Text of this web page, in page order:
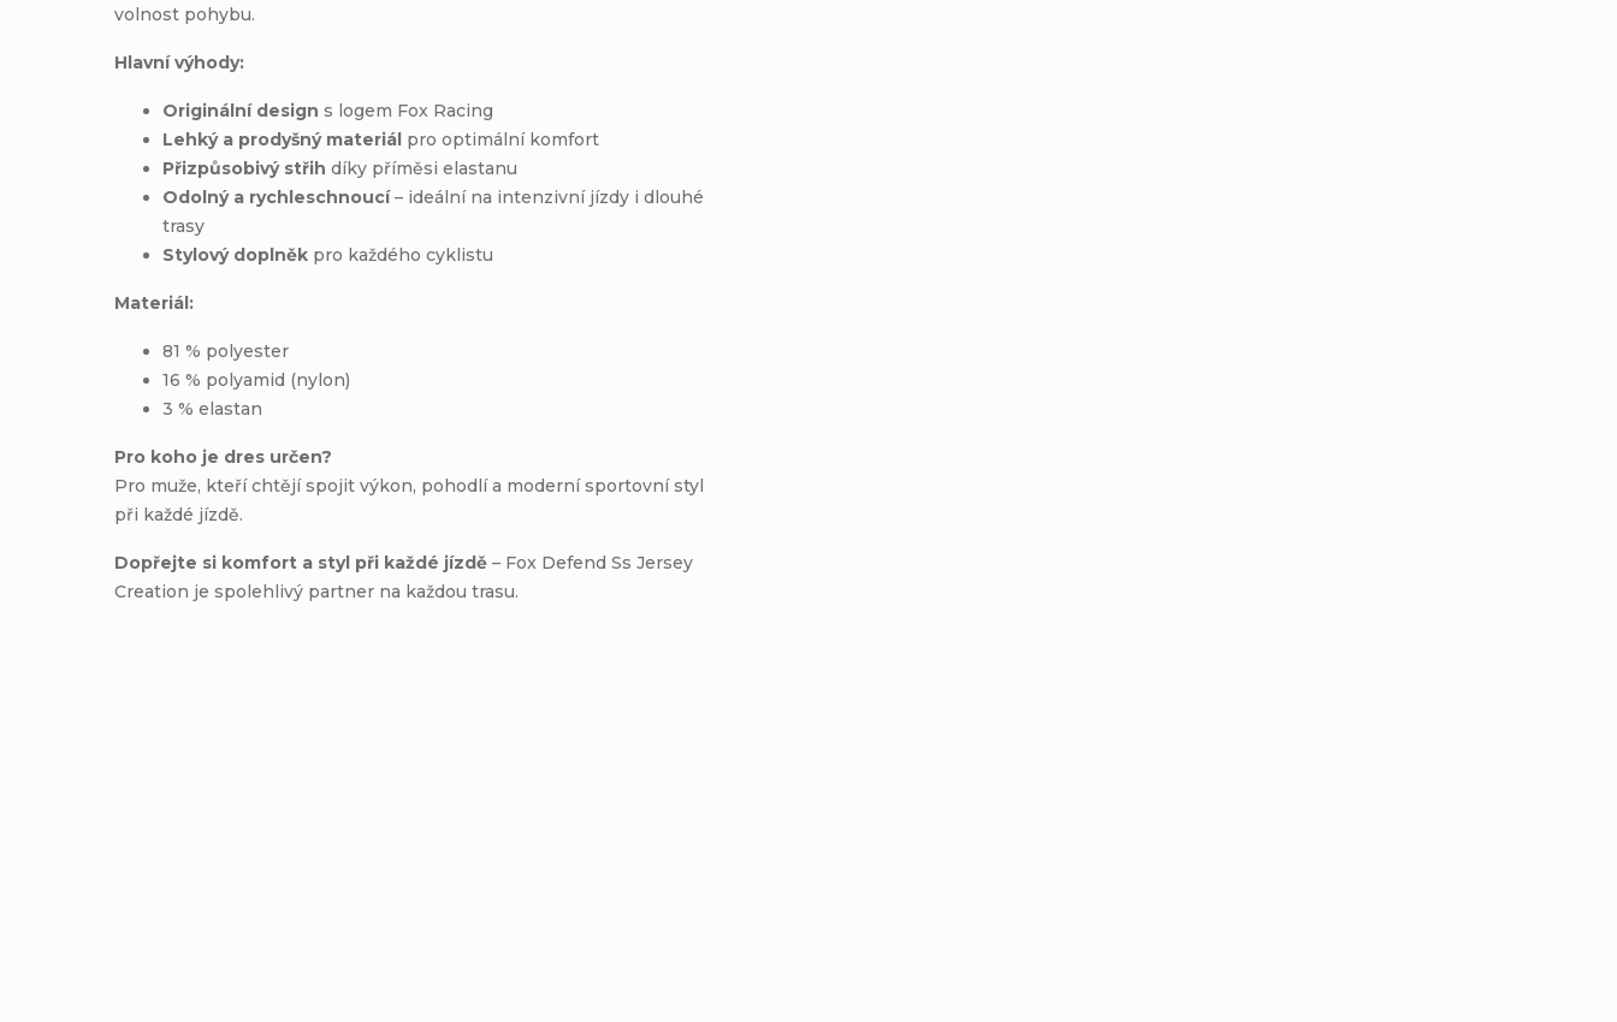
volnost pohybu.
Hlavní výhody:
Originální design s logem Fox Racing
Lehký a prodyšný materiál pro optimální komfort
Přizpůsobivý střih díky příměsi elastanu
Odolný a rychleschnoucí– ideální na intenzivní jízdy i dlouhé
trasy
Stylový doplněk pro každého cyklistu
Materiál:
81 % polyester
16 % polyamid (nylon)
3 % elastan
Pro koho je dres určen?
Pro muže, kteří chtějí spojit výkon, pohodlí a moderní sportovní styl
při každé jízdě.
Dopřejte si komfort a styl při každé jízdě – Fox Defend Ss Jersey
Creation je spolehlivý partner na každou trasu.